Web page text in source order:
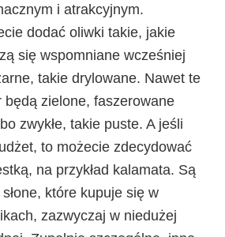
i atrakcyjnym.
dodać oliwki takie, jakie
się wspomniane wcześniej
takie drylowane. Nawet te
będą zielone, faszerowane
zwykłe, takie puste. A jeśli
to możecie zdecydować
na przykład kalamata. Są
które kupuje się w
zazwyczaj w niedużej